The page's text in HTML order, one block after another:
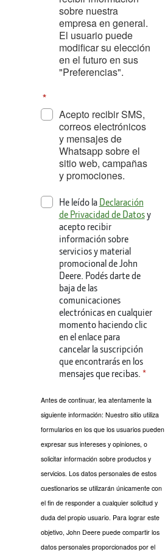
sobre nuestra
empresa en general.
El usuario puede
modificar su elección
en el futuro en sus
"Preferencias".
Acepto recibir SMS,
correos electrónicos
y mensajes de
Whatsapp sobre el
sitio web, campañas
y promociones.
He leído la Declaración
de Privacidad de Datosy
acepto recibir
información sobre
servicios y material
promocional de John
Deere. Podés darte de
baja de las
comunicaciones
electrónicas en cualquier
momento haciendo clic
en el enlace para
cancelar la suscripción
que encontrarás en los
mensajes que recibas.
Antes de continuar, lea atentamente la
siguiente información: Nuestro sitio utiliza
formularios en los que los usuarios pueden
expresar sus intereses y opiniones, o
solicitar información sobre productos y
servicios. Los datos personales de estos
cuestionarios se utilizarán únicamente con
el fin de responder a cualquier solicitud y
duda del propio usuario. Para lograr este
objetivo, John Deere puede compartir los
datos personales proporcionados por el